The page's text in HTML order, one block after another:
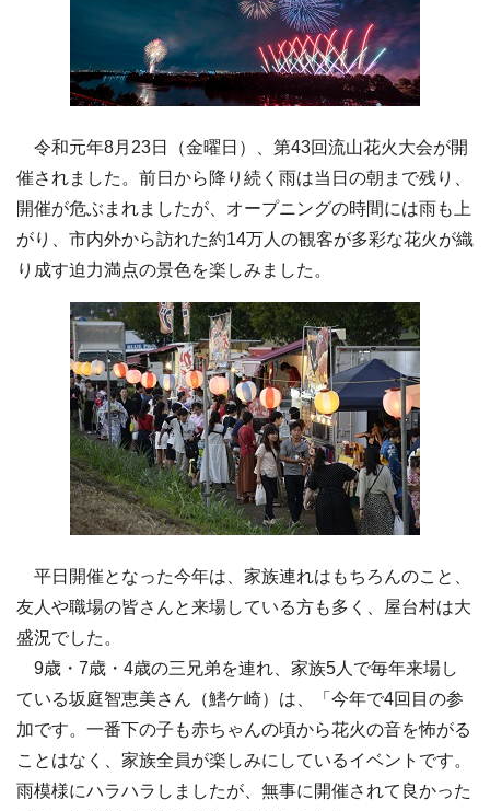
令和元年8月23日（金曜日）、第43回流山花火大会が開
催されました。前日から降り続く雨は当日の朝まで残り、
開催が危ぶまれましたが、オープニングの時間には雨も上
がり、市内外から訪れた約14万人の観客が多彩な花火が織
り成す迫力満点の景色を楽しみました。
平日開催となった今年は、家族連れはもちろんのこと、
友人や職場の皆さんと来場している方も多く、屋台村は大
盛況でした。
9歳・7歳・4歳の三兄弟を連れ、家族5人で毎年来場し
ている坂庭智恵美さん（鰭ケ崎）は、「今年で4回目の参
加です。一番下の子も赤ちゃんの頃から花火の音を怖がる
ことはなく、家族全員が楽しみにしているイベントです。
雨模様にハラハラしましたが、無事に開催されて良かった